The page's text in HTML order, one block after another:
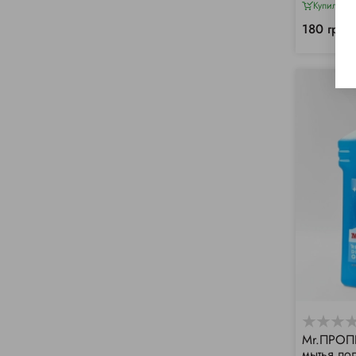
Купили
180 грн/